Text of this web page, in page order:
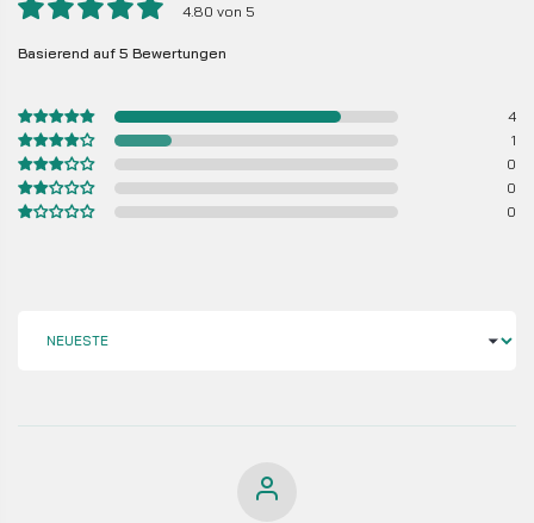
4.80 von 5
Basierend auf 5 Bewertungen
4
1
0
0
0
SORT BY